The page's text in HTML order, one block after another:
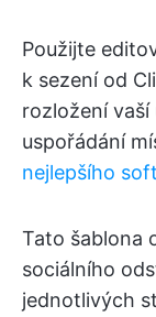
Použijte
k sezení od
rozložení
uspořádání
nejlepšího
Tato šablona
sociálního
jednotlivých